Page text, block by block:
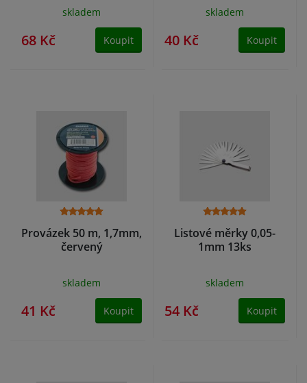
skladem
68 Kč Koupit
skladem
40 Kč Koupit
Provázek 50 m, 1,7mm,
červený
skladem
41 Kč Koupit
Listové měrky 0,05-
1mm 13ks
skladem
54 Kč Koupit